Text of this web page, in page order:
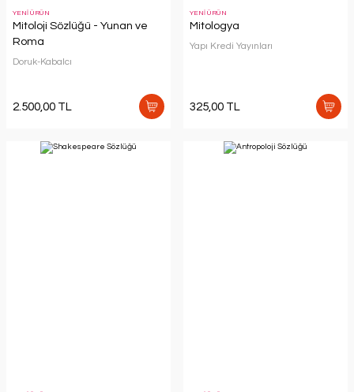
YENİ ÜRÜN
Mitoloji Sözlüğü - Yunan ve
Roma
Doruk-Kabalcı
2.500,00 TL
YENİ ÜRÜN
Mitologya
Yapı Kredi Yayınları
325,00 TL